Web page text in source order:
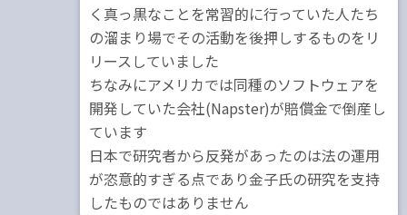
く真っ黒なことを常習的に行っていた人たち
の溜まり場でその活動を後押しするものをリ
リースしていました
ちなみにアメリカでは同種のソフトウェアを
開発していた会社(Napster)が賠償金で倒産し
ています
日本で研究者から反発があったのは法の運用
が恣意的すぎる点であり金子氏の研究を支持
したものではありません